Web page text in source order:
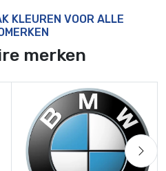
KLEUREN VOOR ALLE
merken
Next